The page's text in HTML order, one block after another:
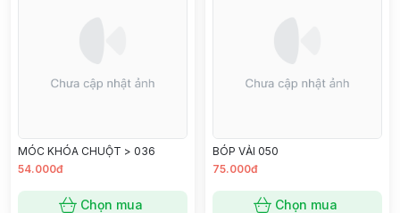
MÓC KHÓA CHUỘT > 036
54.000đ
Chọn mua
BÓP VẢI 050
75.000đ
Chọn mua